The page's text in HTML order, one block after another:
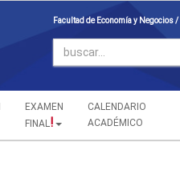
Facultad de Economía y Negocios /
EXAMEN
FINAL!
CALENDARIO
ACADÉMICO